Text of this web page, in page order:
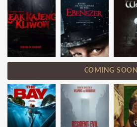
COMING SOON